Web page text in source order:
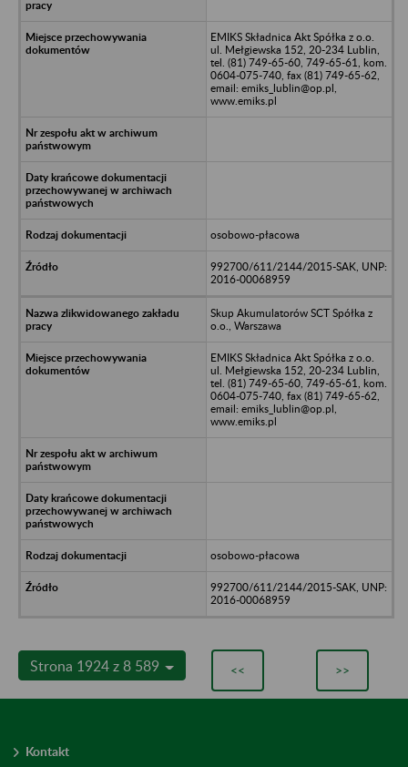
EMIKS Składnica Akt Spółka z o.o.
ul. Mełgiewska 152, 20-234 Lublin,
tel. (81) 749-65-60, 749-65-61, kom.
0604-075-740, fax (81) 749-65-62,
email: emiks_lublin@op.pl,
www.emiks.pl
osobowo-płacowa
992700/611/2144/2015-SAK, UNP:
2016-00068959
Skup Akumulatorów SCT Spółka z
o.o., Warszawa
EMIKS Składnica Akt Spółka z o.o.
ul. Mełgiewska 152, 20-234 Lublin,
tel. (81) 749-65-60, 749-65-61, kom.
0604-075-740, fax (81) 749-65-62,
email: emiks_lublin@op.pl,
www.emiks.pl
osobowo-płacowa
992700/611/2144/2015-SAK, UNP:
2016-00068959
Strona 1924 z 8 589 << >>
Kontakt